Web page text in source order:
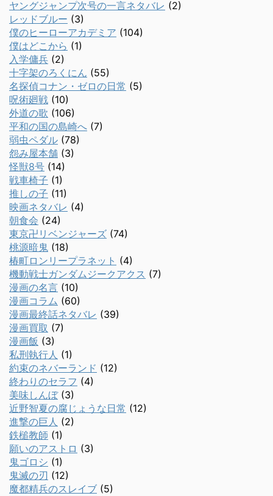
ヤングジャンプ次号の一言ネタバレ (2)
レッドブルー (3)
僕のヒーローアカデミア (104)
僕はどこから (1)
入学傭兵 (2)
十字架のろくにん (55)
名探偵コナン・ゼロの日常 (5)
呪術廻戦 (10)
外道の歌 (106)
平和の国の島崎へ (7)
弱虫ペダル (78)
怨み屋本舗 (3)
怪獣8号 (14)
戦車椅子 (1)
推しの子 (11)
映画ネタバレ (4)
朝食会 (24)
東京卍リベンジャーズ (74)
桃源暗鬼 (18)
椿町ロンリープラネット (4)
機動戦士ガンダムジークアクス (7)
漫画の名言 (10)
漫画コラム (60)
漫画最終話ネタバレ (39)
漫画買取 (7)
漫画飯 (3)
私刑執行人 (1)
約束のネバーランド (12)
終わりのセラフ (4)
美味しんぼ(3)
近野智夏の腐じょうな日常 (12)
進撃の巨人 (2)
鉄槌教師 (1)
願いのアストロ (3)
鬼ゴロシ (1)
鬼滅の刃 (12)
魔都精兵のスレイブ (5)